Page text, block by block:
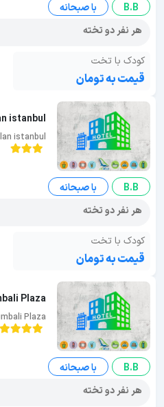
B.B
با صبحانه
هر نفر دو تخته
کودک با تخت
قیمت به تومان
istanbul
istanbul
B.B
با صبحانه
هر نفر دو تخته
کودک با تخت
قیمت به تومان
Plaza
Plaza
B.B
با صبحانه
هر نفر دو تخته